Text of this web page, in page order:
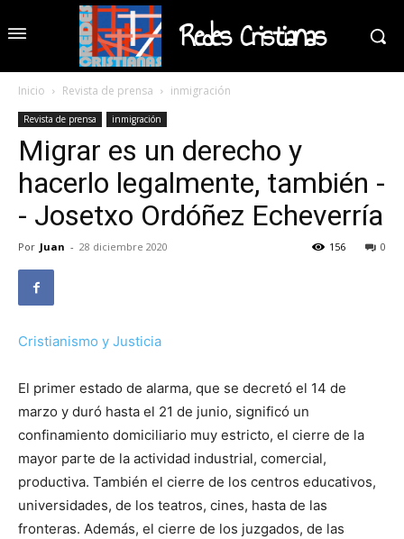
Redes Cristianas
Inicio Revista de prensa inmigración
Revista de prensa inmigración
Migrar es un derecho y
hacerlo legalmente, también -
- Josetxo Ordóñez Echeverría
Por Juan - 28 diciembre 2020 0
156
Cristianismo y Justicia
El primer estado de alarma, que se decretó el 14 de
marzo y duró hasta el 21 de junio, significó un
confinamiento domiciliario muy estricto, el cierre de la
mayor parte de la actividad industrial, comercial,
productiva. También el cierre de los centros educativos,
universidades, de los teatros, cines, hasta de las
fronteras. Además, el cierre de los juzgados, de las